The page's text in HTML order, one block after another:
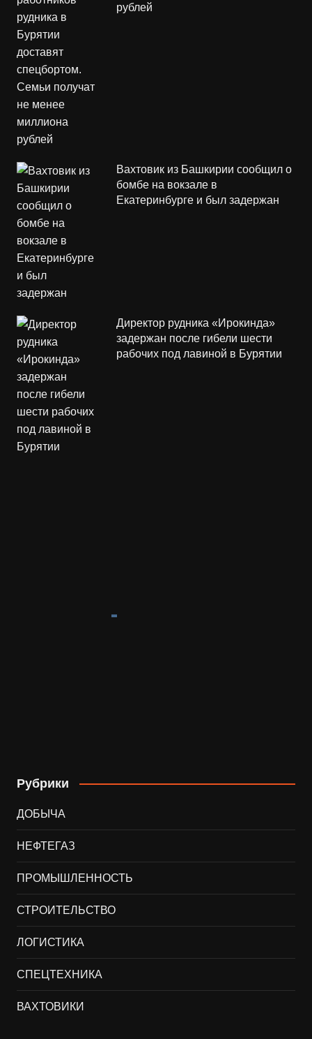
рублей
Вахтовик из Башкирии сообщил о
бомбе на вокзале в
Екатеринбурге и был задержан
Директор рудника «Ирокинда»
задержан после гибели шести
рабочих под лавиной в Бурятии
Рубрики
ДОБЫЧА
НЕФТЕГАЗ
ПРОМЫШЛЕННОСТЬ
СТРОИТЕЛЬСТВО
ЛОГИСТИКА
СПЕЦТЕХНИКА
ВАХТОВИКИ